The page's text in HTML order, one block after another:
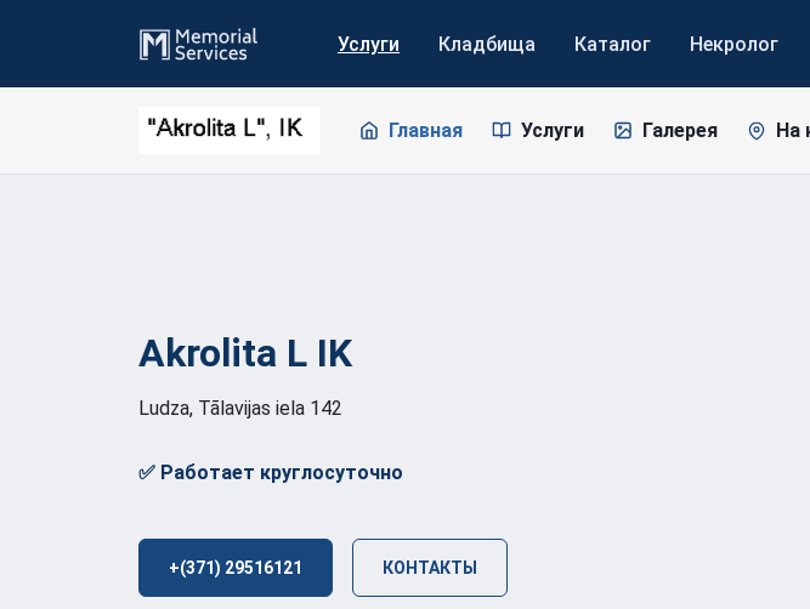
Услуги Кладбища Каталог Некролог
Главная Услуги Галерея На
Akrolita L IK
Ludza, Tālavijas iela 142
✅ Работает круглосуточно
+(371) 29516121 КОНТАКТЫ